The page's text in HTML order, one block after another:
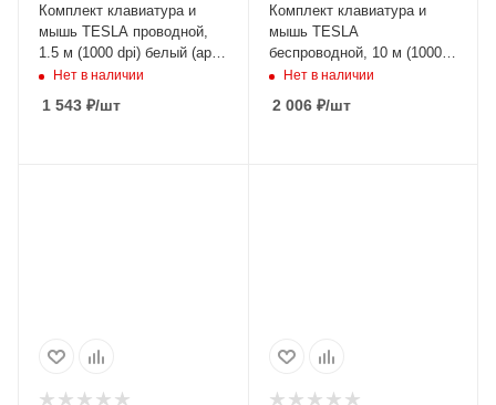
Комплект клавиатура и
мышь TESLA проводной,
1.5 м (1000 dpi) белый (арт.
MKB-001)
Нет в наличии
1 543 ₽/шт
Комплект клавиатура и
мышь TESLA
беспроводной, 10 м (1000
dpi) белый (арт. MKB-PRO)
Нет в наличии
2 006₽/шт